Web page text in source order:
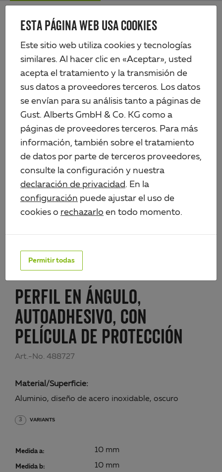
ESTA PÁGINA WEB USA COOKIES
Este sitio web utiliza cookies y tecnologías
similares. Al hacer clic en «Aceptar», usted
acepta el tratamiento y la transmisión de
sus datos a proveedores terceros. Los datos
se envían para su análisis tanto a páginas de
Gust. Alberts GmbH & Co. KG como a
páginas de proveedores terceros. Para más
información, también sobre el tratamiento
de datos por parte de terceros proveedores,
consulte la configuración y nuestra
declaración de privacidad. En la
configuración puede ajustar el uso de
cookies o rechazarlo en todo momento.
Permitir todas
Skip
content
Alberts
Productos Perfiles y chapas
Perfiles de aluminio cepillado
Perfil en ángulo, autoadhesivo, con película de protección
PERFIL EN ÁNGULO,
AUTOADHESIVO, CON
PELÍCULA DE PROTECCIÓN
Art.-No. 488727
Material/Superficie:
Aluminio, diseño de acero inoxidable, oscuro
3 VARIANTS
Medida a: 10 mm
Medida b: 10 mm